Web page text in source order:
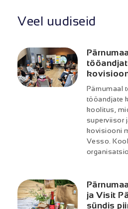
Veel uudiseid
Pärnumaal
tööandjate
koolitus,
superviisor
kovisiooni
Vesso.
ja Visit
sündis